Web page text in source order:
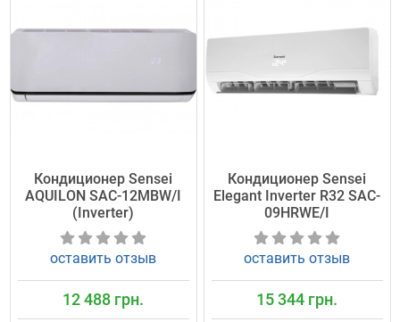
Кондиционер Sensei
AQUILON SAC-12MBW/I
(Inverter)
оставить отзыв
12 488 грн.
Кондиционер Sensei
Elegant Inverter R32 SAC-
09HRWE/I
оставить отзыв
15 344 грн.